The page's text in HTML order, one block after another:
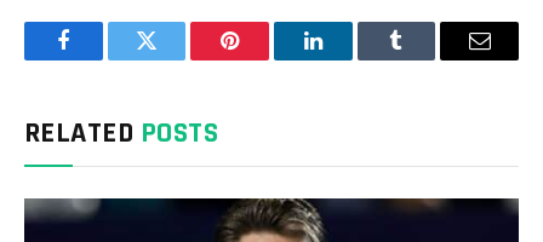
FacebookTwitter Pinterest LinkedInTumblr Email
RELATED POSTS